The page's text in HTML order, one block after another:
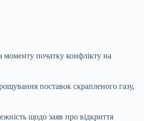
моменту початку конфлікту на
поставок скрапленого газу,
щодо заяв про відкриття